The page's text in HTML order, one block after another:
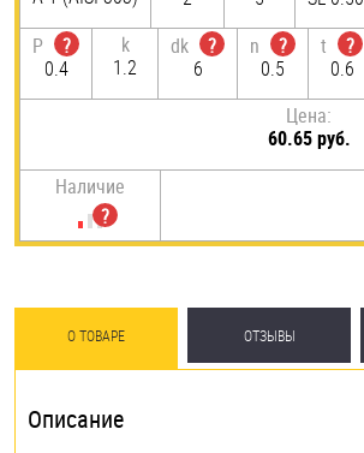
P
?
0.4
k
1.2
dk
?
6
n
?
0.5
t
?
0.6
Цена:
60.65 руб.
Наличие
О ТОВАРЕ ОТЗЫВЫ
Описание